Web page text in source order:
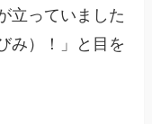
立っていました
み）！」と目を